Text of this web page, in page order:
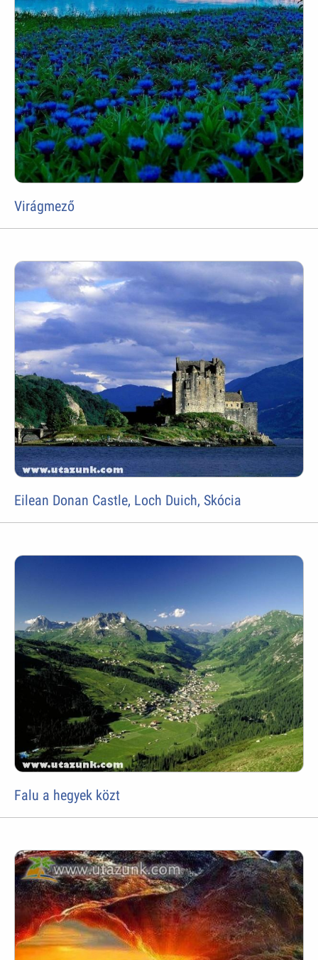
Virágmező
Eilean Donan Castle, Loch Duich, Skócia
Falu a hegyek közt